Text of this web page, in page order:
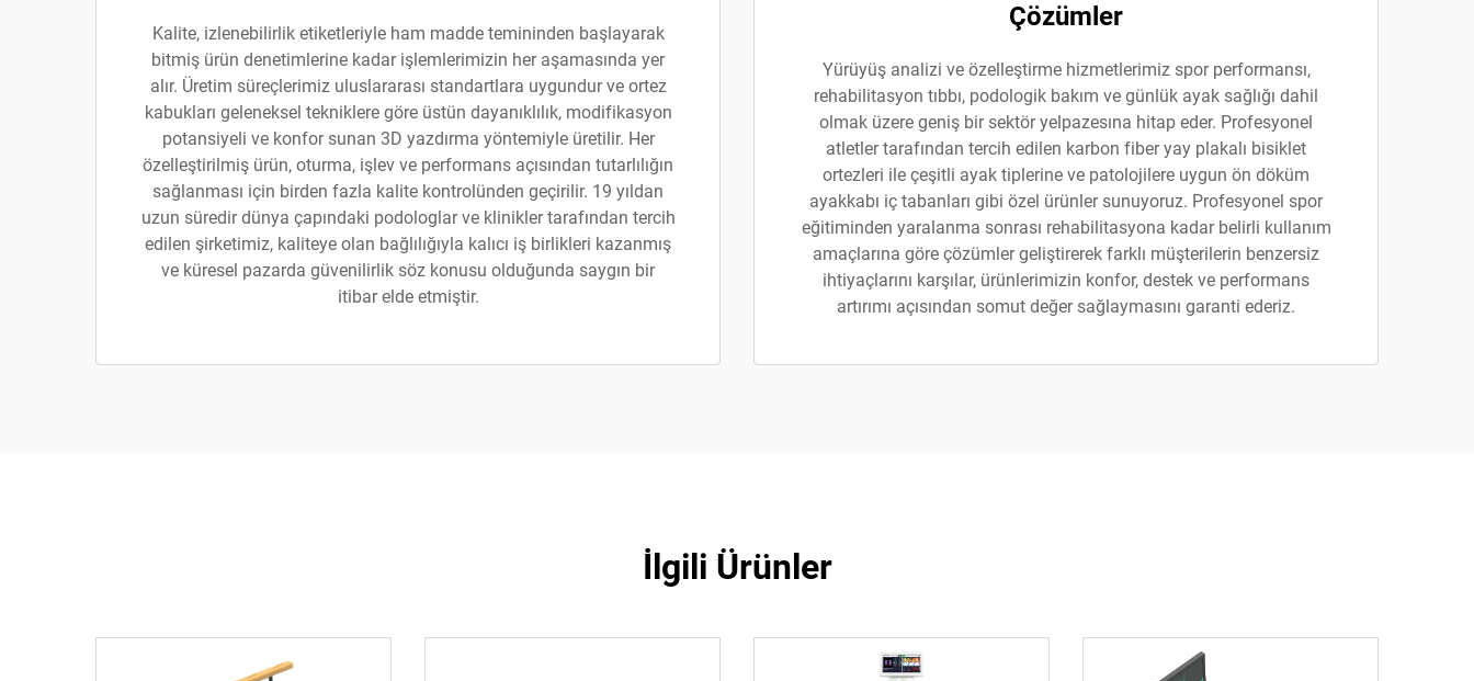
Kalite, izlenebilirlik etiketleriyle ham madde temininden başlayarak
bitmiş ürün denetimlerine kadar işlemlerimizin her aşamasında yer
alır. Üretim süreçlerimiz uluslararası standartlara uygundur ve ortez
kabukları geleneksel tekniklere göre üstün dayanıklılık, modifikasyon
potansiyeli ve konfor sunan 3D yazdırma yöntemiyle üretilir. Her
özelleştirilmiş ürün, oturma, işlev ve performans açısından tutarlılığın
sağlanması için birden fazla kalite kontrolünden geçirilir. 19 yıldan
uzun süredir dünya çapındaki podologlar ve klinikler tarafından tercih
edilen şirketimiz, kaliteye olan bağlılığıyla kalıcı iş birlikleri kazanmış
ve küresel pazarda güvenilirlik söz konusu olduğunda saygın bir
itibar elde etmiştir.
Çözümler
Yürüyüş analizi ve özelleştirme hizmetlerimiz spor performansı,
rehabilitasyon tıbbı, podologik bakım ve günlük ayak sağlığı dahil
olmak üzere geniş bir sektör yelpazesına hitap eder. Profesyonel
atletler tarafından tercih edilen karbon fiber yay plakalı bisiklet
ortezleri ile çeşitli ayak tiplerine ve patolojilere uygun ön döküm
ayakkabı iç tabanları gibi özel ürünler sunuyoruz. Profesyonel spor
eğitiminden yaralanma sonrası rehabilitasyona kadar belirli kullanım
amaçlarına göre çözümler geliştirerek farklı müşterilerin benzersiz
ihtiyaçlarını karşılar, ürünlerimizin konfor, destek ve performans
artırımı açısından somut değer sağlaymasını garanti ederiz.
İlgili Ürünler